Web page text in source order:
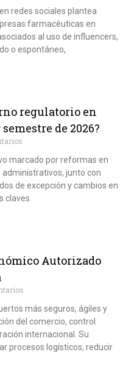
redes sociales plantea
farmacéuticas en
al uso de influencers,
o espontáneo,
regulatorio en
de 2026?
marcado por reformas en
junto con
de excepción y cambios en
claves
Autorizado
más seguros, ágiles y
del comercio, control
internacional. Su
procesos logísticos, reducir